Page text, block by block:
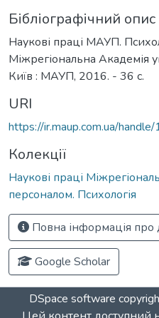
Бібліографічний опис
Наукові праці МАУП.
Міжрегіональна Академія
Київ : МАУП, 2016. - 36 с.
URI
https://ir.maup.com.ua/
Колекції
Наукові праці
персоналом. Психологія
Повна інформація про
Google Scholar
DSpace software